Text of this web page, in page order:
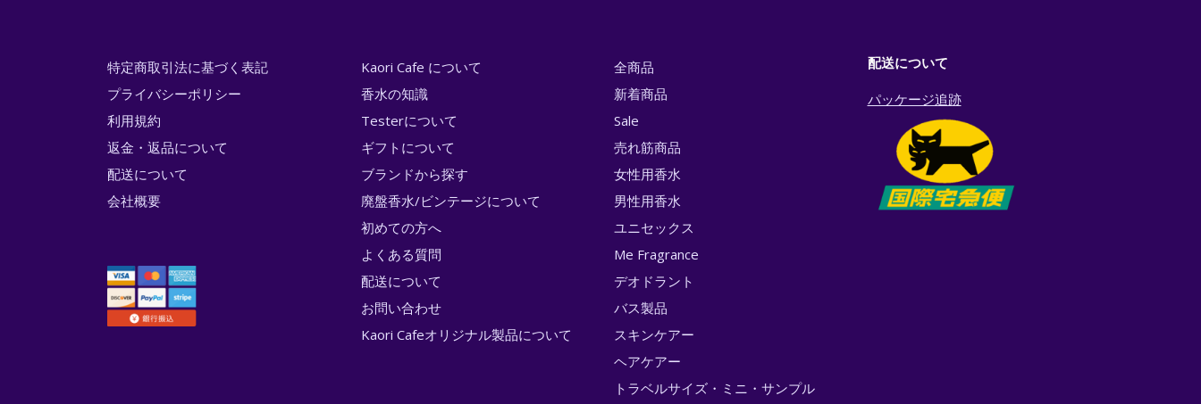
特定商取引法に基づく表記
プライバシーポリシー
利用規約
返金・返品について
配送について
会社概要
Kaori Cafe について
香水の知識
Testerについて
ギフトについて
ブランドから探す
廃盤香水/ビンテージについて
初めての方へ
よくある質問
配送について
お問い合わせ
Kaori Cafeオリジナル製品について
全商品
新着商品
Sale
売れ筋商品
女性用香水
男性用香水
ユニセックス
Me Fragrance
デオドラント
バス製品
スキンケアー
ヘアケアー
トラベルサイズ・ミニ・サンプル
配送について
パッケージ追跡